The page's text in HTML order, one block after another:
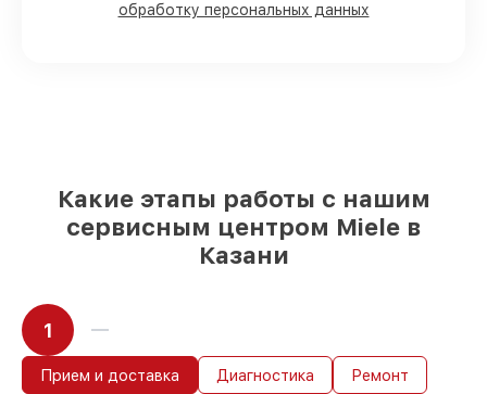
85%работ быстро и без задержек, при
немедленном начале работ
обработку персональных данных
Какие этапы работы с нашим
сервисным центром Miele в
Казани
1
Прием и доставка Диагностика Ремонт